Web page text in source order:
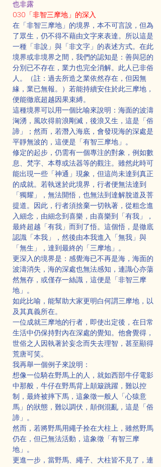
也非露
030「非智三摩地」的深入
在「非智三摩地」的境界，本不可言說，但為
了眾生，仍不得不藉由文字來表達。所以這是
一種「非說」與「非文字」的表述方式。在此
境界或非境界之間，我們的認知是：善與惡的
分別已不存在，業力也完全消解。此人已非俗
人。（註：過去所造之業依然存在，但因無
緣，業已無報。）若能持續安住於此三摩地，
便能徹底超越因果束縛。
這種境界可以用一個比喻來說明：海面的波濤
洶湧，風吹得前浪剛滅，後浪又生，這是「俗
諦」；然而，若潛入海底，會發現海的深處是
平靜無波的，這便是「有智三摩地」。
修定的起步，仍需有一個專注的對象，例如數
息、梵字、本尊或法器等的觀注。雖然此時可
能出現一些「神通」現象，但這尚未達到真正
的成就。若執迷於此境界，行者便無法達到
「獨耀」，無法開悟，也無法到達解脫道及菩
提道。因此，行者須捨棄一切執著，從粗念進
入細念，由細念到喜樂，由喜樂到「有我」，
最終超越「有我」而到了悟。這個悟，是徹底
認識「本我」，然後由本我進入「無我」與
「無生」，達到最終的「三摩地」。
更深入的境界是：感覺海已不再是海，海面的
波濤消失，海的深處也無法感知，連識心亦蕩
然無存，或僅存一絲識，這便是「非智三摩
地」。
如此比喻，能幫助大家更明白何謂三摩地，以
及其真義所在。
一位成就三摩地的行者，即使出定後，在日常
生活中仍保持對內在深處的覺知。他會覺得，
世俗之人因執著於妄念而失去理智，甚至顯得
荒唐可笑。
我再舉一個例子來說明：
想像一位騎在野馬上的人，就如西部牛仔電影
中那般，牛仔在野馬背上顛簸跳躍，難以控
制，最終被摔下馬，這象徵一般人「心猿意
馬」的狀態，難以調伏，顛倒混亂，這是「俗
諦」。
然而，若將野馬用繩子拴在大柱上，雖然野馬
仍在，但已無法活動，這象徵「有智三摩
地」。
更進一步，當野馬、繩子、大柱皆不見了，連